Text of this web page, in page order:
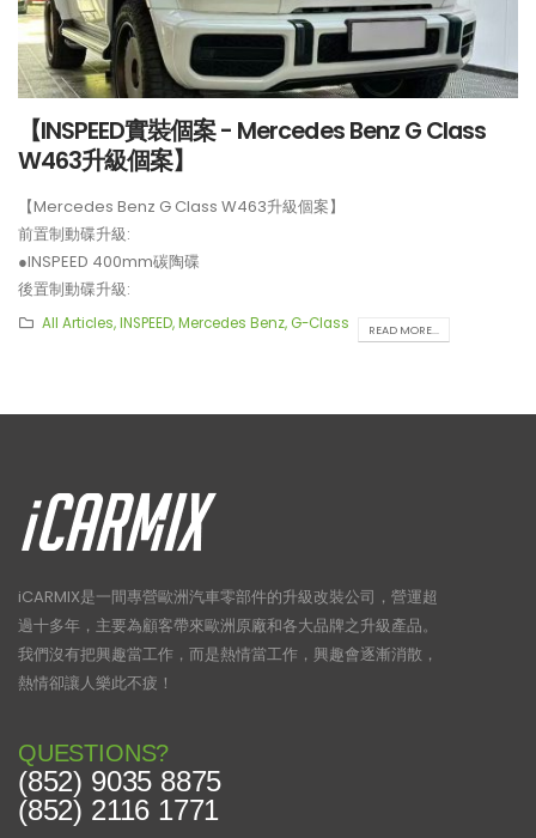
【INSPEED實裝個案 - Mercedes Benz G Class
W463升級個案】
【Mercedes Benz G Class W463升級個案】
前置制動碟升級:
●INSPEED 400mm碳陶碟
後置制動碟升級:
●INSPEED 370mm碳陶碟
All Articles,INSPEED,Mercedes Benz, G-Class READ MORE...
iCARMIX是一間專營歐洲汽車零部件的升級改裝公司，營運超
過十多年，主要為顧客帶來歐洲原廠和各大品牌之升級產品。
我們沒有把興趣當工作，而是熱情當工作，興趣會逐漸消散，
熱情卻讓人樂此不疲！
QUESTIONS?
(852) 9035 8875
(852) 2116 1771